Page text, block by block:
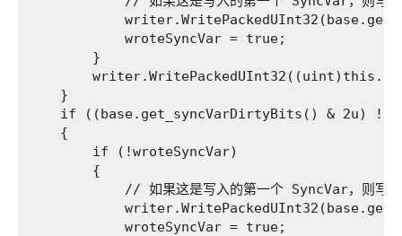
            wroteSyncVar = true;
        }
    }
if ((base.get_syncVarDirtyBits() & 2u) !=
    {
        if (!wroteSyncVar)
        {
// 如果这是写入的第一个 SyncVar，则写
            wroteSyncVar = true;